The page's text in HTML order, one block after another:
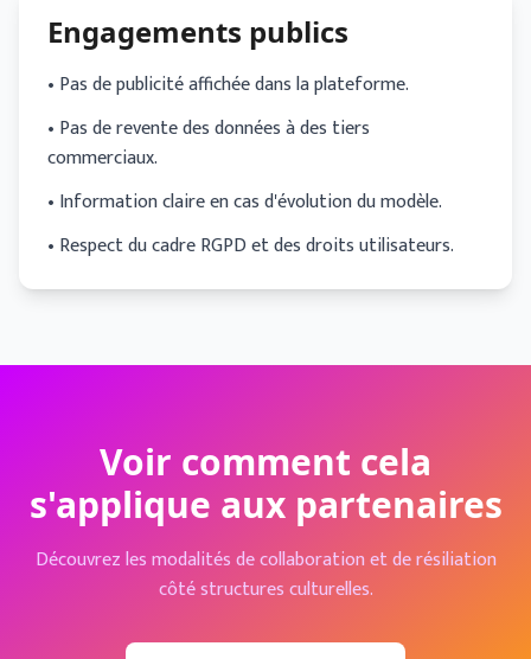
Engagements publics
• Pas de publicité affichée dans la plateforme.
• Pas de revente des données à des tiers
commerciaux.
• Information claire en cas d'évolution du modèle.
• Respect du cadre RGPD et des droits utilisateurs.
Voir comment cela
s'applique aux partenaires
Découvrez les modalités de collaboration et de résiliation
côté structures culturelles.